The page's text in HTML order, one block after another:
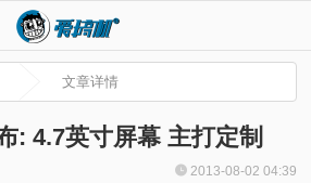
文章详情
: 4.7英寸屏幕 主打定制
2013-08-02 04:39